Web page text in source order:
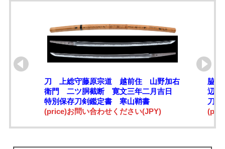
刀 上総守藤原宗道 越前住 山野加右
衛門 二ツ胴截断 寛文三年二月吉日
特別保存刀剣鑑定書 寒山鞘書
(price)お問い合わせください(JPY)
脇
辺
刀